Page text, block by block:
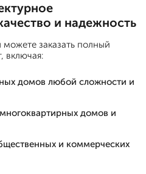
и надежность
заказать полный
включая:
домов любой сложности и
домов и
и коммерческих